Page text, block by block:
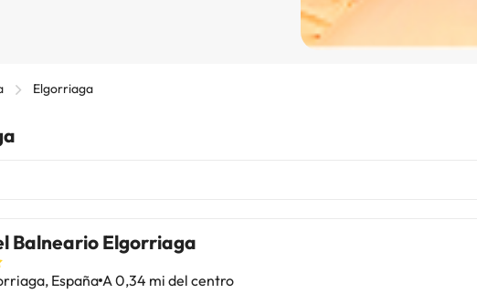
Elgorriaga
Balneario Elgorriaga
España A 0,34 mi del centro